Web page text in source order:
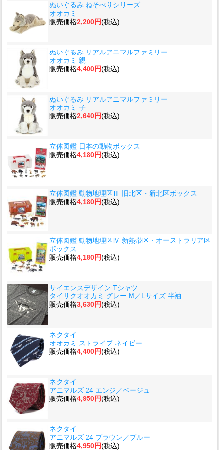
ぬいぐるみ ねそべりシリーズ
オオカミ
販売価格2,200円(税込)
ぬいぐるみ リアルアニマルファミリー
オオカミ 親
販売価格4,400円(税込)
ぬいぐるみ リアルアニマルファミリー
オオカミ 子
販売価格2,640円(税込)
立体図鑑 日本の動物ボックス
販売価格4,180円(税込)
立体図鑑 動物地理区Ⅲ 旧北区・新北区ボックス
販売価格4,180円(税込)
立体図鑑 動物地理区Ⅳ 新熱帯区・オーストラリア区
ボックス
販売価格4,180円(税込)
サイエンスデザイン Tシャツ
タイリクオオカミ グレー M／Lサイズ 半袖
販売価格3,630円(税込)
ネクタイ
オオカミ ストライプ ネイビー
販売価格4,400円(税込)
ネクタイ
アニマルズ 24 エンジ／ベージュ
販売価格4,950円(税込)
ネクタイ
アニマルズ 24 ブラウン／ブルー
販売価格4,950円(税込)